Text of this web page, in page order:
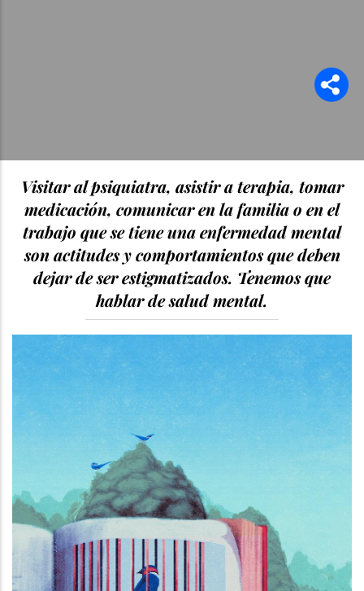
Visitar al psiquiatra, asistir a terapia, tomar
medicación, comunicar en la familia o en el
trabajo que se tiene una enfermedad mental
son actitudes y comportamientos que deben
dejar de ser estigmatizados. Tenemos que
hablar de salud mental.